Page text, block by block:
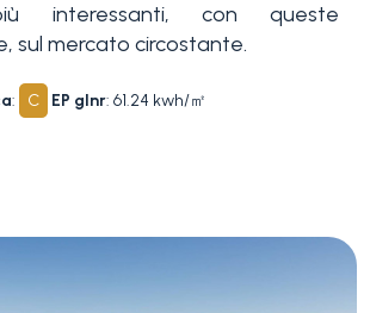
interessanti, con queste
sul mercato circostante.
: C EP glnr: 61.24 kwh/㎡